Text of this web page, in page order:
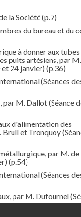
la Société(p.7)
du bureau et du
à donner aux tubes
puits artésiens, par M.
24 janvier) (p.36)
(Séances
par M. Dallot (Séance
d'alimentation des
et Tronquoy
par M. de
(p.54)
(Séances
par M. Dufournel